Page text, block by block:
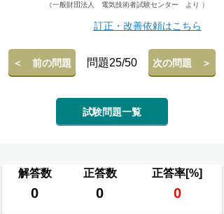
（一般財団法人 電気技術者試験センター より ）
訂正・改善依頼はこちら
＜ 前の問題 問題25/50 次の問題 ＞
試験問題一覧
解答数 正答数 正答率[%]
0 0 0